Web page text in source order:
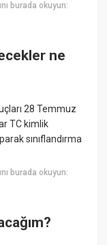
burada okuyun:
ne
28 Temmuz
TC kimlik
sınıflandırma
burada okuyun: